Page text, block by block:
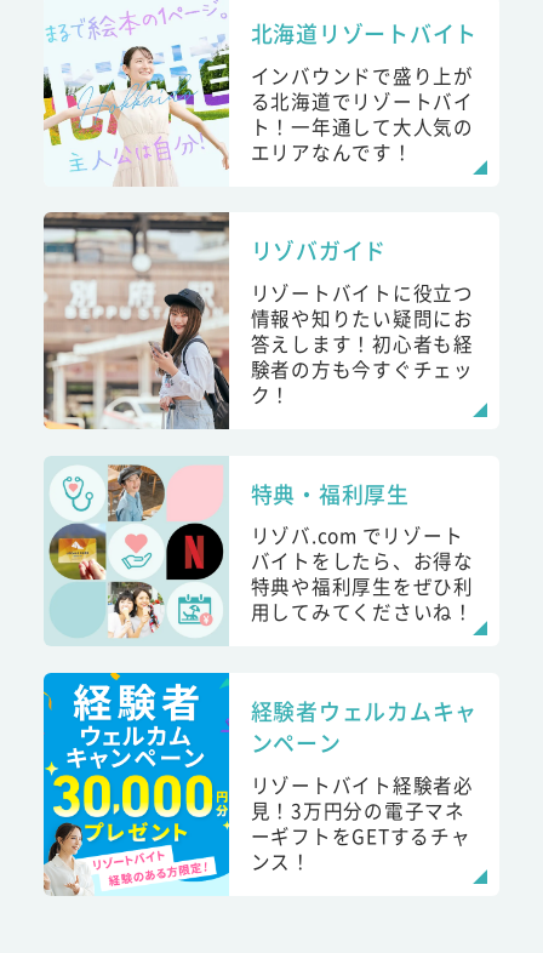
北海道リゾートバイト
インバウンドで盛り上が
る北海道でリゾートバイ
ト！一年通して大人気の
エリアなんです！
リゾバガイド
リゾートバイトに役立つ
情報や知りたい疑問にお
答えします！初心者も経
験者の方も今すぐチェッ
ク！
特典・福利厚生
リゾバ.com でリゾート
バイトをしたら、お得な
特典や福利厚生をぜひ利
用してみてくださいね！
経験者ウェルカムキャ
ンペーン
リゾートバイト経験者必
見！3万円分の電子マネ
ーギフトをGETするチャ
ンス！